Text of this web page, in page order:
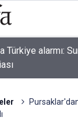
Türkiye alarmı: